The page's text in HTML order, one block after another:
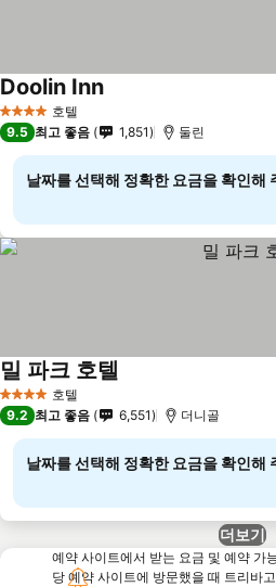
4 성급 호텔
Doolin Inn
9.5 최고 좋음 1,851 둘린
날짜를 선택해 정확한 요금을 확인해
4 성급 호텔
밀 파크 호텔
9.2 최고 좋음 6,551 더니골
날짜를 선택해 정확한 요금을 확인해
더보기
예약 사이트에서 받는 요금 및 예약 가
당 예약 사이트에 방문했을 때 트리바